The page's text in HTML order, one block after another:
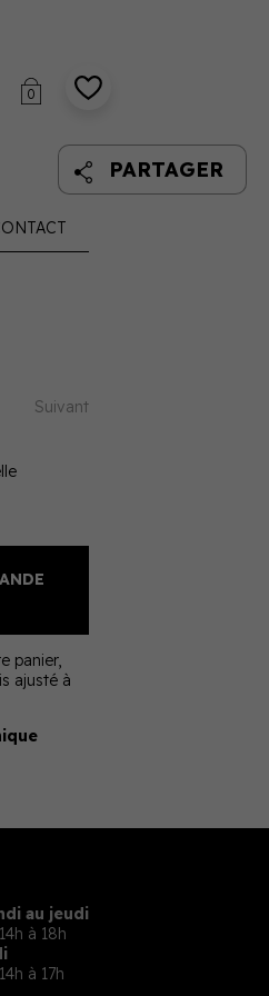
0
PARTAGER
Suivant
panier,
ajusté à
au jeudi
à 18h
à 17h